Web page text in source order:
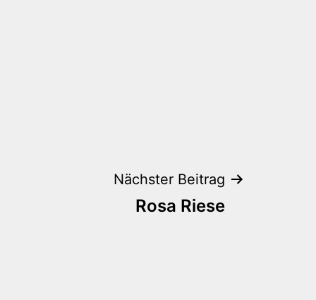
Nächster Beitrag
Rosa Riese